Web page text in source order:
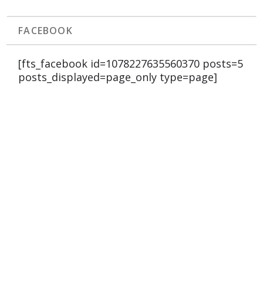
FACEBOOK
[fts_facebook id=1078227635560370 posts=5
posts_displayed=page_only type=page]